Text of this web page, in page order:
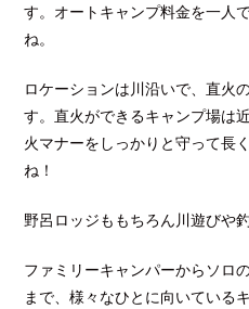
す。オートキャンプ料金を一人
ね。
ロケーションは川沿いで、直火
す。直火ができるキャンプ場は
火マナーをしっかりと守って長
ね！
野呂ロッジももちろん川遊びや
ファミリーキャンパーからソロ
まで、様々なひとに向いている